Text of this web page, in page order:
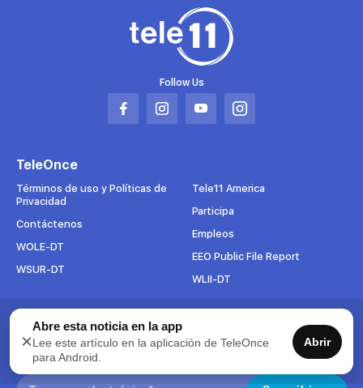
Follow Us
Abrir
pestaña
Abrir
pestaña
Abrir
pestaña
Abrir
pestaña
TeleOnce
Términos de uso y Políticas de
Privacidad
Contáctenos
WOLE-DT
WSUR-DT
Tele11 America
Participa
Empleos
EEO Public File Report
WLII-DT
Suscríbete al boletín
Para mantenerse al tanto de todo lo que pasa en TeleOnce,
suscríbase ahora a nuestros boletines.
Search:
×
Abre esta noticia en la app
Lee este artículo en la aplicación de TeleOnce
para Android.
Abrir